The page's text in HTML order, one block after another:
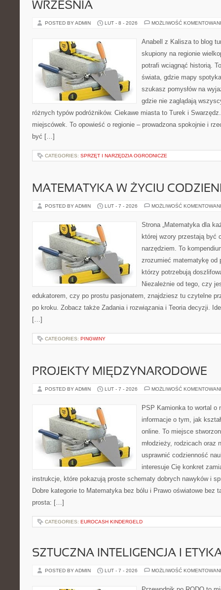
WRZEŚNIA
POSTED BY ADMIN LUT - 8 - 2026 MOŻLIWOŚĆ
Anabell z Kalisza to blog
skupiony na regionie
potrafi wciągnąć historią.
świata, gdzie mapy
szukasz pomysłów na
gdzie nie zaglądają
różnych typów podróżników. Ciekawe miasta to Turek i
miejscówek. To opowieść o regionie – prowadzona spokojnie i
być […]
CATEGORIES: SPRZĘT I NARZĘDZIA OGRODNICZE
MATEMATYKA W ŻYCIU
POSTED BY ADMIN LUT - 7 - 2026 MOŻLIWOŚĆ
Strona „Matematyka dla
której wzory przestają być
narzędziem. To
zrozumieć matematykę od
którzy potrzebują
Niezależnie od tego, czy
edukatorem, czy po prostu pasjonatem, znajdziesz tu czytelne
po kroku. Zobacz także Zadania i rozwiązania i Teoria decyzji.
[…]
CATEGORIES: PINGWINY
PROJEKTY MIĘDZYNARODOWE
POSTED BY ADMIN LUT - 7 - 2026 MOŻLIWOŚĆ
PSP Kamionka to wortal o
informacje o tym, jak
online. To miejsce
młodzieży, rodzicach
usprawnić codzienność
interesuje Cię konkret
instrukcje, które pokazują proste schematy dobrych nawyków i
Dobre kategorie to Matematyka bez bólu i Prawo oświatowe bez
prosta: […]
CATEGORIES: EUROCASH KINDERGELD
SZTUCZNA INTELIGENCJA I
POSTED BY ADMIN LUT - 7 - 2026 MOŻLIWOŚĆ